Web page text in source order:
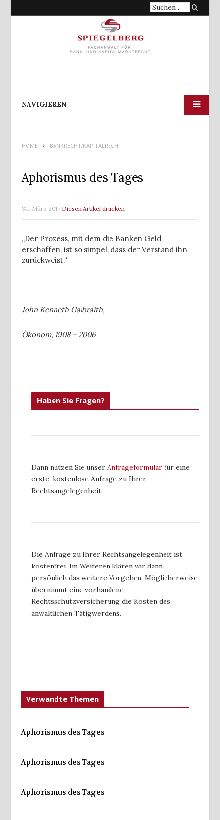
Suche
NAVIGIEREN
HOME BANKRECHT/KAPITALRECHT
Aphorismus des Tages
30. März 2017 Diesen Artikel drucken
„Der Prozess, mit dem die Banken Geld
erschaffen, ist so simpel, dass der Verstand ihn
zurückweist.“
John Kenneth Galbraith,
Ökonom, 1908 – 2006
Haben Sie Fragen?
Dann nutzen Sie unser Anfrageformular für eine
erste, kostenlose Anfrage zu Ihrer
Rechtsangelegenheit.
Die Anfrage zu Ihrer Rechtsangelegenheit ist
kostenfrei. Im Weiteren klären wir dann
persönlich das weitere Vorgehen. Möglicherweise
übernimmt eine vorhandene
Rechtsschutzversicherung die Kosten des
anwaltlichen Tätigwerdens.
Verwandte Themen
Aphorismus des Tages
Aphorismus des Tages
Aphorismus des Tages